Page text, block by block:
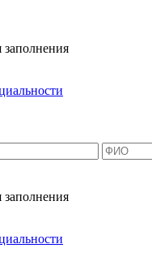
заполнения
заполнения